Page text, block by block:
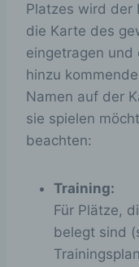
Platzes wird der
die Karte des
eingetragen
hinzu
Namen auf der
sie spielen
beachten:
Training:
Für Plätze,
belegt sind